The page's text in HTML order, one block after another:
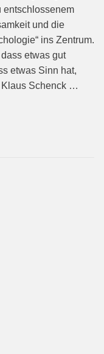
entschlossenem
und die
ins Zentrum.
etwas gut
etwas Sinn hat,
Klaus Schenck …